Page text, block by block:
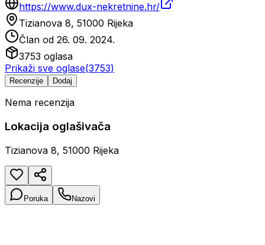
https://www.dux-nekretnine.hr/
Tizianova 8, 51000 Rijeka
Član od 26. 09. 2024.
3753 oglasa
Prikaži sve oglase(3753)
Recenzije Dodaj
Nema recenzija
Lokacija oglašivača
Tizianova 8, 51000 Rijeka
Poruka Nazovi